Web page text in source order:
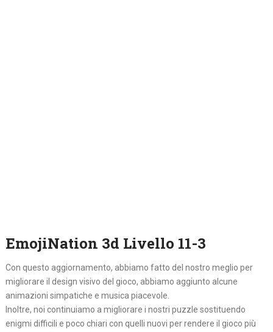
EmojiNation 3d Livello 11-3
Con questo aggiornamento, abbiamo fatto del nostro meglio per
migliorare il design visivo del gioco, abbiamo aggiunto alcune
animazioni simpatiche e musica piacevole.
Inoltre, noi continuiamo a migliorare i nostri puzzle sostituendo
enigmi difficili e poco chiari con quelli nuovi per rendere il gioco più